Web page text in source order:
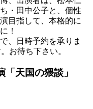
・田中公子と、個性
目指して、本格的に
！
、日時予約を承りま
お待ち下さい。
天国の猥談」